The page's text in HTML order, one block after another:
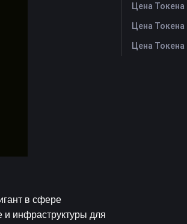
в сфере
и инфраструктуры для